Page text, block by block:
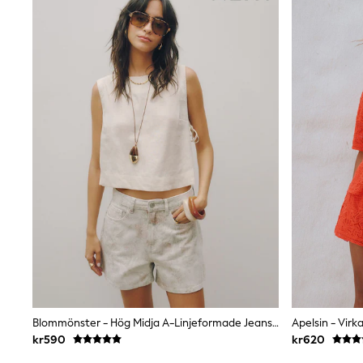
Jumpers & Knitwear
Trousers & Chinos
Babygrows & Sleepsuits
Bodysuits & Vests
Jeans
Nightwear & Pyjamas
Shorts
Swimwear
Suits & Waistcoats
Shop All Footwear
New In
Sandals & Clogs
Trainers
Pram Shoes
School Shoes
Slippers
Wellies
Wide Fit
All Holiday Shop
Blommönster - Hög Midja A-Linjeformade Jeansshorts
kr590
Apelsin -
kr620